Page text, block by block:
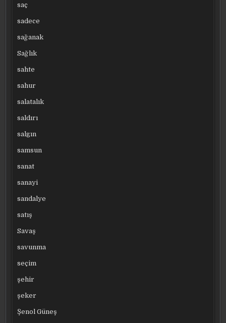
saç
sadece
sağanak
Sağlık
sahte
sahur
salatalık
saldırı
salgın
samsun
sanat
sanayi
sandalye
satış
Savaş
savunma
seçim
şehir
şeker
Şenol Güneş